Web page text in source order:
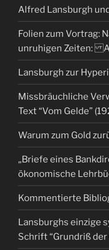
Alfred Lansburgh
Folien zum Vortrag:
unruhigen Zeiten:
Lansburgh zur
Missbräuchliche
Text “Vom Gelde”
Warum zum Gold
„Briefe eines
ökonomische
Kommentierte
Lansburghs einzige
Schrift “Grundriß